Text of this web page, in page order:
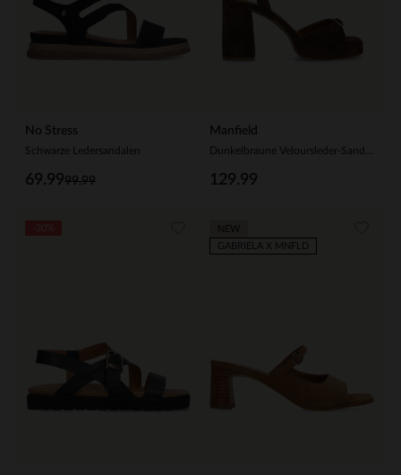
No Stress
Schwarze Ledersandalen
99.99
69.99
Manfield
129.99
GABRIELA X MNFLD